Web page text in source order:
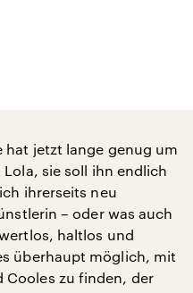
hat jetzt lange genug um
sie soll ihn endlich
ihrerseits neu
– oder was auch
haltlos und
überhaupt möglich, mit
zu finden, der